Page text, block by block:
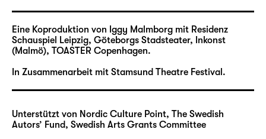
den vergangenen zehn Jahren eine Serie, in
deren einzelnen Produktionen er sich jeweils
spezifischer Aspekte des Theaters annahm:
„b o n e r“ über Objekte, „Physics and
Phantasma“ über die Phantasie, „Things in
retina, etc.“ über das Sehen und „SATAN
über die Illusion. „Exit Piece“ bildet den
Eine Koproduktion von Iggy Malmborg mit Residenz
Schauspiel Leipzig, Göteborgs Stadsteater, Inkonst
(Malmö), TOASTER Copenhagen.
In Zusammenarbeit mit Stamsund Theatre Festival.
Unterstützt von Nordic Culture Point, The Swedish
Autors’ Fund, Swedish Arts Grants Committee